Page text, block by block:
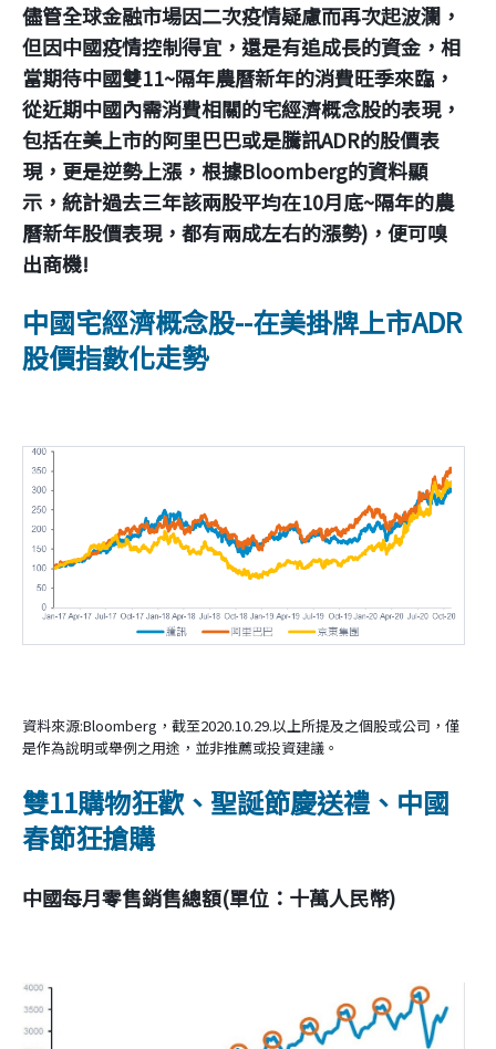
儘管全球金融市場因二次疫情疑慮而再次起波瀾，
但因中國疫情控制得宜，還是有追成長的資金，相
當期待中國雙11~隔年農曆新年的消費旺季來臨，
從近期中國內需消費相關的宅經濟概念股的表現，
包括在美上市的阿里巴巴或是騰訊ADR的股價表
現，更是逆勢上漲，根據Bloomberg的資料顯
示，統計過去三年該兩股平均在10月底~隔年的農
曆新年股價表現，都有兩成左右的漲勢)，便可嗅
出商機!
中國宅經濟概念股--在美掛牌上市ADR
股價指數化走勢
資料來源:Bloomberg，截至2020.10.29.以上所提及之個股或公司，僅
是作為說明或舉例之用途，並非推薦或投資建議。
雙11購物狂歡、聖誕節慶送禮、中國
春節狂搶購
中國每月零售銷售總額(單位：十萬人民幣)